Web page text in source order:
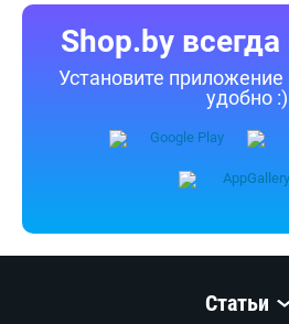
Shop.by
Установите приложение
удобно :)
Статьи